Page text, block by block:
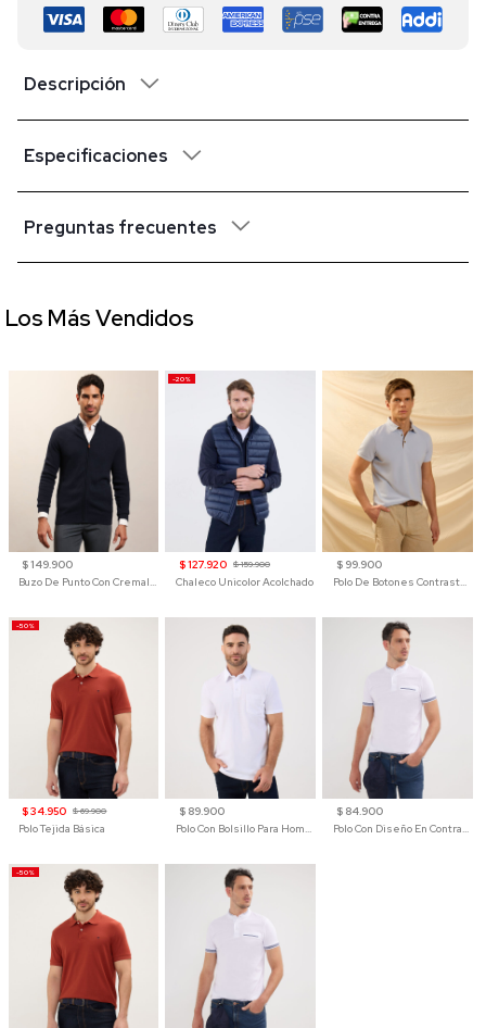
Descripción
Especificaciones
Preguntas frecuentes
$ 149.900
Buzo De Punto Con Cremallera Para Hombre
-20%
$ 127.920 $ 159.900
Chaleco Unicolor Acolchado
$ 99.900
Polo De Botones Contraste Para Hombre
-50%
$ 34.950 $ 69.900
Polo Tejida Básica
$ 89.900
$ 84.900
-50%
Los Más Vendidos